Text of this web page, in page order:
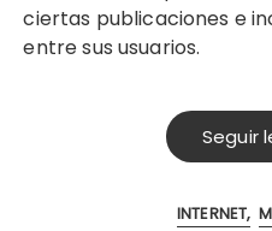
ciertas publicaciones e
entre sus usuarios.
Seguir
INTERNET